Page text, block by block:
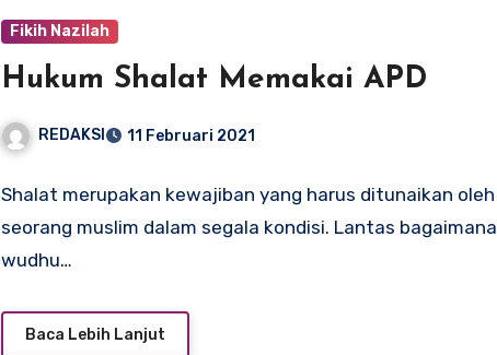
Fikih Nazilah
Hukum Shalat Memakai APD
REDAKSI 11 Februari 2021
Shalat merupakan kewajiban yang harus ditunaikan oleh
seorang muslim dalam segala kondisi. Lantas bagaimana
wudhu…
Baca Lebih Lanjut